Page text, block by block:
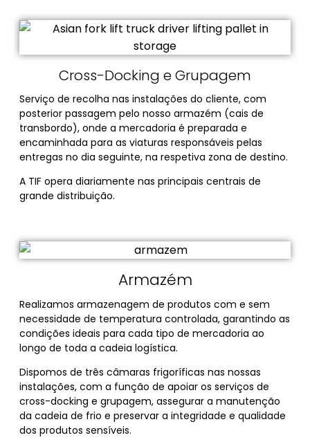
Cross-Docking e Grupagem
Serviço de recolha nas instalações do cliente, com
posterior passagem pelo nosso armazém (cais de
transbordo), onde a mercadoria é preparada e
encaminhada para as viaturas responsáveis pelas
entregas no dia seguinte, na respetiva zona de destino.
A TIF opera diariamente nas principais centrais de
grande distribuição.
Armazém
Realizamos armazenagem de produtos com e sem
necessidade de temperatura controlada, garantindo as
condições ideais para cada tipo de mercadoria ao
longo de toda a cadeia logística.
Dispomos de três câmaras frigoríficas nas nossas
instalações, com a função de apoiar os serviços de
cross-docking e grupagem, assegurar a manutenção
da cadeia de frio e preservar a integridade e qualidade
dos produtos sensíveis.